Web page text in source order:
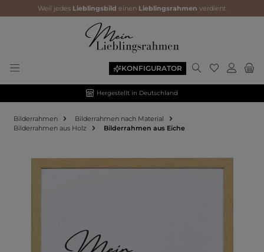
Weil jedes Lieblingsbild einen Lieblingsrahmen verdient.
KONFIGURATOR
Hergestellt in Deutschland
Bilderrahmen
Bilderrahmen nach Material
Bilderrahmen aus Holz
Bilderrahmen aus Eiche